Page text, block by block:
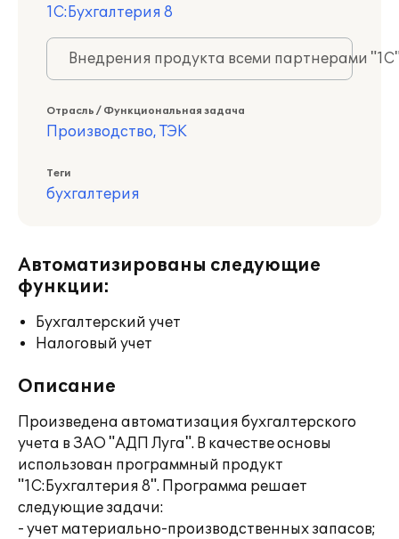
1С:Бухгалтерия 8
Внедрения продукта всеми партнерами
Отрасль / Функциональная задача
Производство, ТЭК
Теги
бухгалтерия
Автоматизированы следующие
функции:
Бухгалтерский учет
Налоговый учет
Описание
Произведена автоматизация бухгалтерского
учета в ЗАО "АДП Луга". В качестве основы
использован программный продукт
"1С:Бухгалтерия 8". Программа решает
следующие задачи:
- учет материально-производственных запасов;